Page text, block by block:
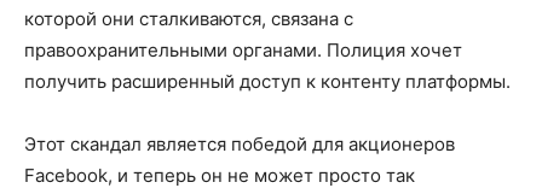
которой они сталкиваются, связана с
правоохранительными органами. Полиция хочет
получить расширенный доступ к контенту платформы.
Этот скандал является победой для акционеров
Facebook, и теперь он не может просто так